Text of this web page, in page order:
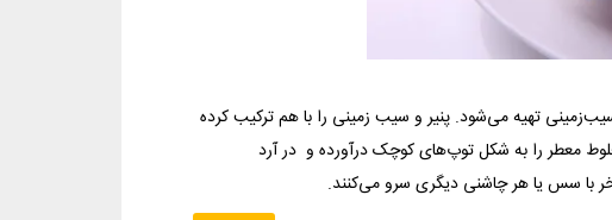
تهیه می‌شود. پنیر و سیب زمینی را با هم ترکیب کرده
معطر را به شکل توپ‌های کوچک درآورده و در آرد
با سس یا هر چاشنی دیگری سرو می‌کنند.